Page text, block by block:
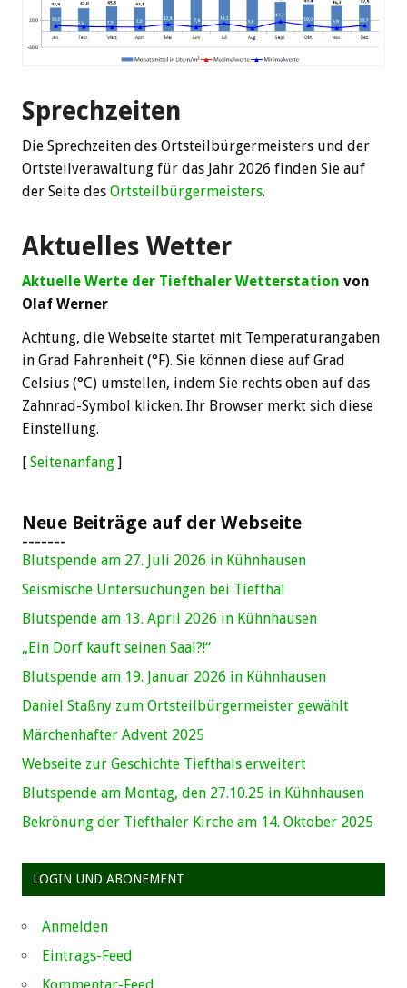
Sprechzeiten
Die Sprechzeiten des Ortsteilbürgermeisters und der
Ortsteilverawaltung für das Jahr 2026 finden Sie auf
der Seite des Ortsteilbürgermeisters.
Aktuelles Wetter
Aktuelle Werte der Tiefthaler Wetterstation von
Olaf Werner
Achtung, die Webseite startet mit Temperaturangaben
in Grad Fahrenheit (°F). Sie können diese auf Grad
Celsius (°C) umstellen, indem Sie rechts oben auf das
Zahnrad-Symbol klicken. Ihr Browser merkt sich diese
Einstellung.
[ Seitenanfang ]
Neue Beiträge auf der Webseite
-------
Blutspende am 27. Juli 2026 in Kühnhausen
Seismische Untersuchungen bei Tiefthal
Blutspende am 13. April 2026 in Kühnhausen
„Ein Dorf kauft seinen Saal?!“
Blutspende am 19. Januar 2026 in Kühnhausen
Daniel Staßny zum Ortsteilbürgermeister gewählt
Märchenhafter Advent 2025
Webseite zur Geschichte Tiefthals erweitert
Blutspende am Montag, den 27.10.25 in Kühnhausen
Bekrönung der Tiefthaler Kirche am 14. Oktober 2025
LOGIN UND ABONEMENT
Anmelden
Eintrags-Feed
Kommentar-Feed